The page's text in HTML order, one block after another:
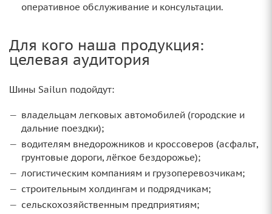
оперативное обслуживание и консультации.
Для кого наша продукция:
целевая аудитория
Шины Sailun подойдут:
владельцам легковых автомобилей (городские и
дальние поездки);
водителям внедорожников и кроссоверов (асфальт,
грунтовые дороги, лёгкое бездорожье);
логистическим компаниям и грузоперевозчикам;
строительным холдингам и подрядчикам;
сельскохозяйственным предприятиям;